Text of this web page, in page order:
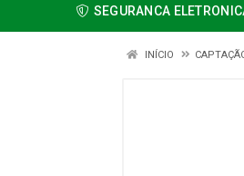
SEGURANCA
INÍCIO